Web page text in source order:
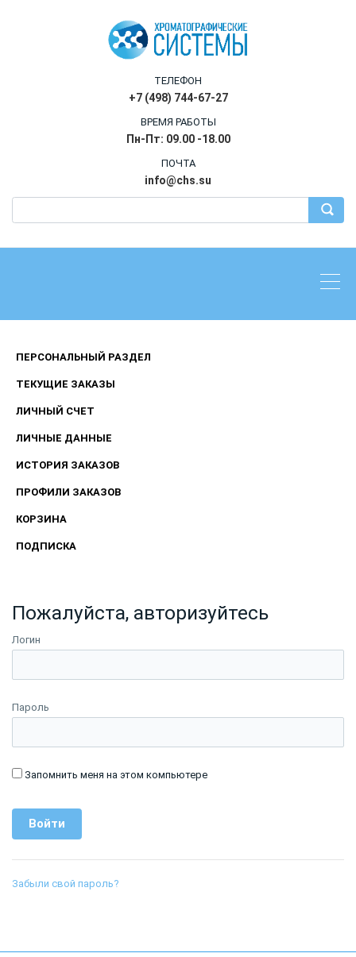
ТЕЛЕФОН
+7 (498) 744-67-27
ВРЕМЯ РАБОТЫ
Пн-Пт: 09.00 -18.00
ПОЧТА
info@chs.su
ПЕРСОНАЛЬНЫЙ РАЗДЕЛ
ТЕКУЩИЕ ЗАКАЗЫ
ЛИЧНЫЙ СЧЕТ
ЛИЧНЫЕ ДАННЫЕ
ИСТОРИЯ ЗАКАЗОВ
ПРОФИЛИ ЗАКАЗОВ
КОРЗИНА
ПОДПИСКА
Пожалуйста, авторизуйтесь
Логин
Пароль
Запомнить меня на этом компьютере
Забыли свой пароль?